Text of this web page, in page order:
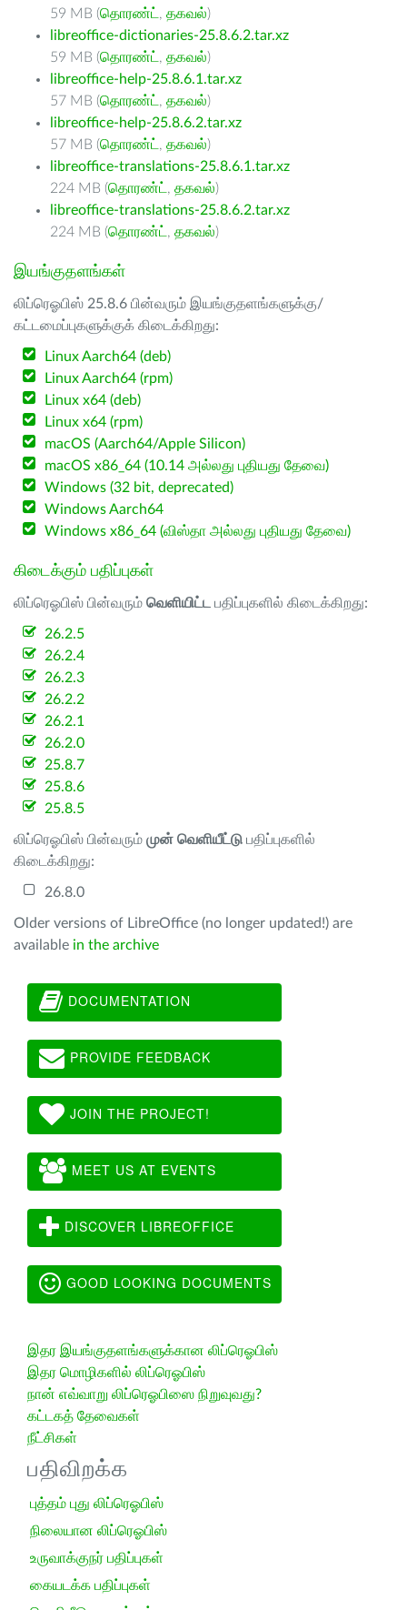
59 MB (தொரண்ட் , தகவல்)
libreoffice-dictionaries-25.8.6.2.tar.xz
59 MB (தொரண்ட் , தகவல்)
libreoffice-help-25.8.6.1.tar.xz
57 MB (தொரண்ட் , தகவல்)
libreoffice-help-25.8.6.2.tar.xz
57 MB (தொரண்ட் , தகவல்)
libreoffice-translations-25.8.6.1.tar.xz
224 MB (தொரண்ட் , தகவல்)
libreoffice-translations-25.8.6.2.tar.xz
224 MB (தொரண்ட் , தகவல்)
இயங்குதளங்கள்
லிப்ரெஓபிஸ் 25.8.6 பின்வரும் இயங்குதளங்களுக்கு/
கட்டமைப்புகளுக்குக் கிடைக்கிறது:
Linux Aarch64 (deb)
Linux Aarch64 (rpm)
Linux x64 (deb)
Linux x64 (rpm)
macOS (Aarch64/Apple Silicon)
macOS x86_64 (10.14 அல்லது புதியது தேவை)
Windows (32 bit, deprecated)
Windows Aarch64
Windows x86_64 (விஸ்தா அல்லது புதியது தேவை)
கிடைக்கும் பதிப்புகள்
லிப்ரெஓபிஸ் பின்வரும் வெளியிட்ட பதிப்புகளில் கிடைக்கிறது:
26.2.5
26.2.4
26.2.3
26.2.2
26.2.1
26.2.0
25.8.7
25.8.6
25.8.5
லிப்ரெஓபிஸ் பின்வரும் முன் வெளியீட்டு பதிப்புகளில்
கிடைக்கிறது:
26.8.0
Older versions of LibreOffice (no longer updated!) are
available in the archive
DOCUMENTATION
PROVIDE FEEDBACK
JOIN THE PROJECT!
MEET US AT EVENTS
DISCOVER LIBREOFFICE
GOOD LOOKING DOCUMENTS
இதர இயங்குதளங்களுக்கான லிப்ரெஓபிஸ்
இதர மொழிகளில் லிப்ரெஓபிஸ்
நான் எவ்வாறு லிப்ரெஓபிஸை நிறுவுவது?
கட்டகத் தேவைகள்
நீட்சிகள்
பதிவிறக்க
புத்தம் புது லிப்ரெஓபிஸ்
நிலையான லிப்ரெஓபிஸ்
உருவாக்குநர் பதிப்புகள்
கையடக்க பதிப்புகள்